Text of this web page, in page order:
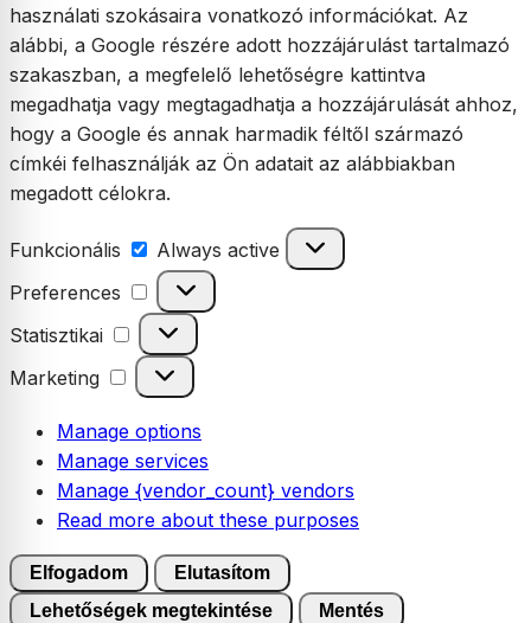
használati szokásaira vonatkozó információkat. Az
alábbi, a Google részére adott hozzájárulást tartalmazó
szakaszban, a megfelelő lehetőségre kattintva
megadhatja vagy megtagadhatja a hozzájárulását ahhoz,
hogy a Google és annak harmadik féltől származó
címkéi felhasználják az Ön adatait az alábbiakban
megadott célokra.
Funkcionális Funkcionális
Always active
Preferences
Preferences
Statisztikai Statisztikai
Marketing Marketing
Manage options
Manage services
Manage {vendor_count} vendors
Read more about these purposes
Elfogadom
Elutasítom
Lehetőségek megtekintése
Mentés